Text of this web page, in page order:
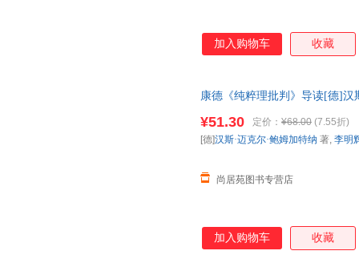
加入购物车 收藏
康德《纯粹理批判》导读[德]汉
¥51.30 定价： ¥68.00 (7.55折)
尚居苑图书专营店
[德]汉斯·迈克尔·鲍姆加特纳 著, 李明
加入购物车 收藏